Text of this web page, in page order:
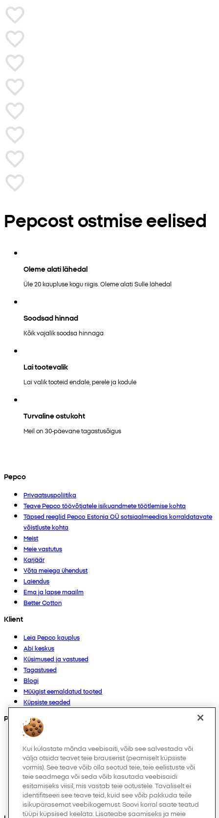
Pepcost ostmise eelised
Oleme alati lähedal
Üle 20 kaupluse kogu riigis. Oleme alati Sulle lähedal
Soodsad hinnad
Kõik vajalik soodsa hinnaga
Lai tootevalik
Lai valik tooteid endale, perele ja kodule
Turvaline ostukoht
Meil on 30-päevane tagastusõigus
Pepco
Privaatsuspoliitika
Teave Pepco töövõtjatele isikuandmete töötlemise kohta
Täpsed reeglid Pepco Estonia OÜ sotsiaalmeedias korraldatavate
võistluste kohta
Meist
Meie vastutus
Karjäär
Võta meiega ühendust
Laiendus
Ema ja lapse maailm
Better Cotton
Klient
Leia Pepco kauplus
Abi keskus
Küsimused ja vastused
Tagastused
Blogi
Müügist eemaldatud tooted
Küpsiste seaded
Products
Kollektsioonid
Imikutele
Laps
Kodukaubad
Naistele
Meestele
Muud
Kui külastate mõnda veebisaiti, võib see salvestada või
välja otsida teavet teie brauserist (peamiselt küpsiste
vormis). See teave võib olla seotud teie, teie eelistuste või
teie seadmega või seda võib kasutada veebisaidi
esitamiseks viisil, mis vastab teie ootustele. Tavaliselt ei
identifitseeri see teave teid, kuid see võib pakkuda teile
isikupärasemat veebikogemust. Soovi korral saate teatud
tüüpi küpsised keelata. Lisateabe saamiseks ja meie